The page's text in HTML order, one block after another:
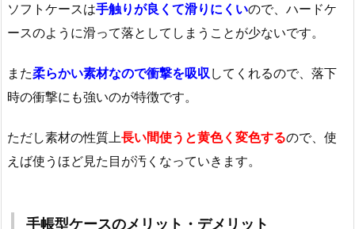
ソフトケースは手触りが良くて滑りにくいので、ハードケ
ースのように滑って落としてしまうことが少ないです。
また柔らかい素材なので衝撃を吸収 してくれるので、落下
時の衝撃にも強いのが特徴です。
ただし素材の性質上長い間使うと黄色く変色するので、使
えば使うほど見た目が汚くなっていきます。
手帳型ケースのメリット・デメリット